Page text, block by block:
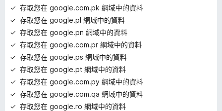
存取您在 google.com.pk 網域中的資料
存取您在 google.pl 網域中的資料
存取您在 google.pn 網域中的資料
存取您在 google.com.pr 網域中的資料
存取您在 google.ps 網域中的資料
存取您在 google.pt 網域中的資料
存取您在 google.com.py 網域中的資料
存取您在 google.com.qa 網域中的資料
存取您在 google.ro 網域中的資料